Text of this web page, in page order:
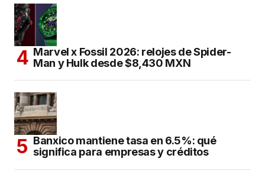
Marvel x Fossil 2026: relojes de Spider-
Man y Hulk desde $8,430 MXN
Banxico mantiene tasa en 6.5%: qué
significa para empresas y créditos